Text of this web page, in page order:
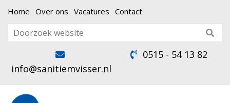
Home Over ons Vacatures Contact
info@sanitiemvisser.nl
0515 - 54 13 82